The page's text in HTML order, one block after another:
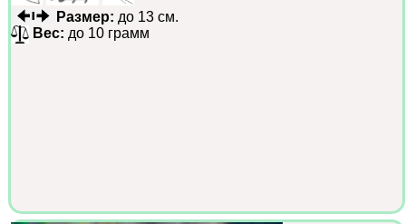
Размер: до 13 см.
Вес: до 10 грамм